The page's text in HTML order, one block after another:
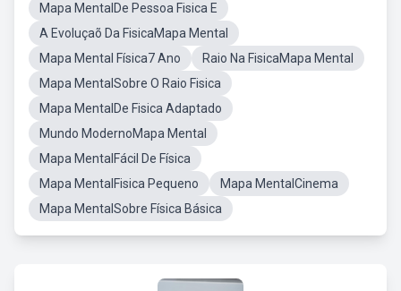
Mapa MentalDe Pessoa Fisica E
A Evoluçaõ Da FisicaMapa Mental
Mapa Mental Física7 Ano
Raio Na FisicaMapa Mental
Mapa MentalSobre O Raio Fisica
Mapa MentalDe Fisica Adaptado
Mundo ModernoMapa Mental
Mapa MentalFácil De Física
Mapa MentalFisica Pequeno
Mapa MentalCinema
Mapa MentalSobre Física Básica